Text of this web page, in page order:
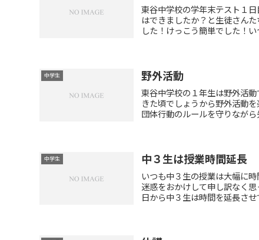
東谷中学校の学年末テスト１
はできましたか？と生徒さん
した！けっこう簡単でした！
中学生 野外活動
東谷中学校の１年生は野外活
きた頃でしょうから野外活動
団体行動のルールを守りなが
中学生 中３生は授業時間延長
いつも中３生の授業は大幅に
迷惑をおかけして申し訳なく
日から中３生は時間を延長さ